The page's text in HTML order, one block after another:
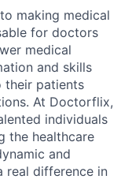
making medical
for doctors
medical
and skills
their patients
At Doctorflix,
individuals
the healthcare
and
real difference in